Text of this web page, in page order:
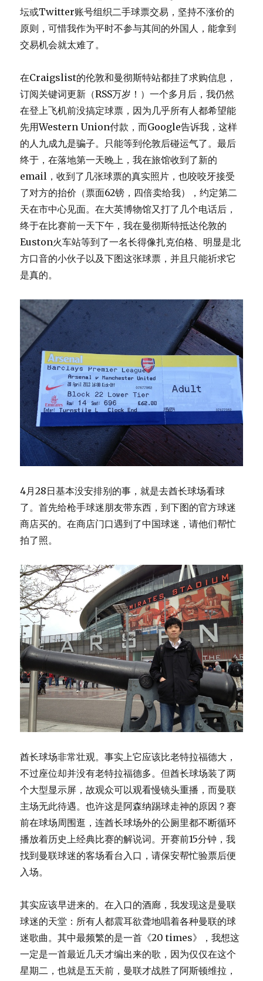
坛或Twitter账号组织二手球票交易，坚持不涨价的
原则，可惜我作为平时不参与其间的外国人，能拿到
交易机会就太难了。
在Craigslist的伦敦和曼彻斯特站都挂了求购信息，
订阅关键词更新（RSS万岁！）一个多月后，我仍然
在登上飞机前没搞定球票，因为几乎所有人都希望能
先用Western Union付款，而Google告诉我，这样
的人九成九是骗子。只能等到伦敦后碰运气了。最后
终于，在落地第一天晚上，我在旅馆收到了新的
email，收到了几张球票的真实照片，也咬咬牙接受
了对方的抬价（票面62镑，四倍卖给我），约定第二
天在市中心见面。在大英博物馆又打了几个电话后，
终于在比赛前一天下午，我在曼彻斯特抵达伦敦的
Euston火车站等到了一名长得像扎克伯格、明显是北
方口音的小伙子以及下图这张球票，并且只能祈求它
是真的。
4月28日基本没安排别的事，就是去酋长球场看球
了。首先给枪手球迷朋友带东西，到下图的官方球迷
商店买的。在商店门口遇到了中国球迷，请他们帮忙
拍了照。
酋长球场非常壮观。事实上它应该比老特拉福德大，
不过座位却并没有老特拉福德多。但酋长球场装了两
个大型显示屏，故观众可以观看慢镜头重播，而曼联
主场无此待遇。也许这是阿森纳踢球走神的原因？赛
前在球场周围逛，连酋长球场外的公厕里都不断循环
播放着历史上经典比赛的解说词。开赛前15分钟，我
找到曼联球迷的客场看台入口，请保安帮忙验票后便
入场。
其实应该早进来的。在入口的酒廊，我发现这是曼联
球迷的天堂：所有人都震耳欲聋地唱着各种曼联的球
迷歌曲。其中最频繁的是一首《20 times》，我想这
一定是一首最近几天才编出来的歌，因为仅仅在这个
星期二，也就是五天前，曼联才战胜了阿斯顿维拉，